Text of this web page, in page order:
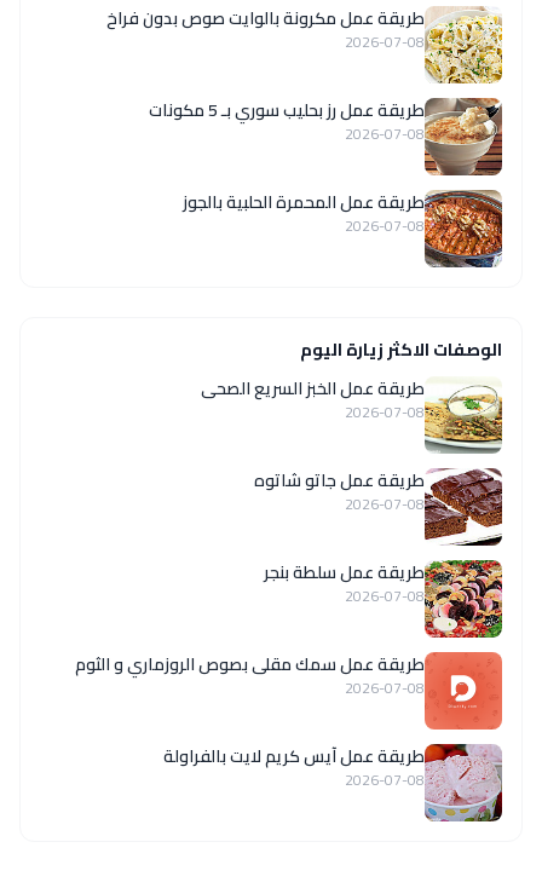
طريقة عمل مكرونة بالوايت صوص بدون فراخ
2026-07-08
طريقة عمل رز بحليب سوري بـ 5 مكونات
2026-07-08
طريقة عمل المحمرة الحلبية بالجوز
2026-07-08
الوصفات الاكثر زيارة اليوم
طريقة عمل الخبز السريع الصحى
2026-07-08
طريقة عمل جاتو شاتوه
2026-07-08
طريقة عمل سلطة بنجر
2026-07-08
طريقة عمل سمك مقلى بصوص الروزماري و الثوم
2026-07-08
طريقة عمل آيس كريم لايت بالفراولة
2026-07-08